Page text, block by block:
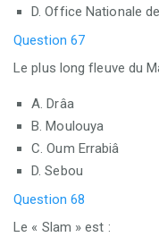
D. Office Nationale
Question 67
Le plus long fleuve du
A. Drâa
B. Moulouya
C. Oum Errabiâ
D. Sebou
Question 68
Le « Slam » est :